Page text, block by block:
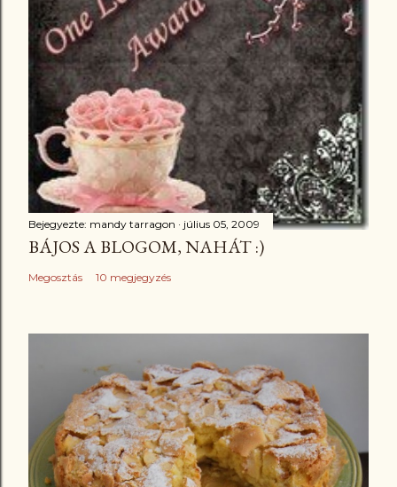
Bejegyezte: mandy tarragon július 05, 2009
BÁJOS A BLOGOM, NAHÁT :)
Megosztás 10 megjegyzés